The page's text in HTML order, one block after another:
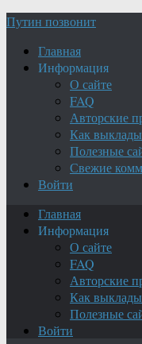
Путин позвонит
Главная
Информация
О сайте
FAQ
Авторские
Как
Полезные
Свежие
Войти
Главная
Информация
О сайте
FAQ
Авторские
Как
Полезные
Войти